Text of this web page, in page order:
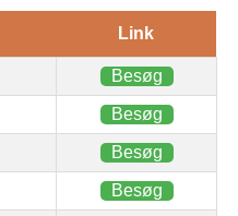
Link
Besøg
Besøg
Besøg
Besøg